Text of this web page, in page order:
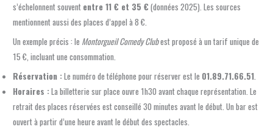
s’échelonnent souvent entre 11 € et 35 € (données 2025). Les sources
mentionnent aussi des places d’appel à 8 €.
Un exemple précis : le Montorgueil Comedy Clubest proposé à un tarif unique de
15 €, incluant une consommation.
Réservation :Le numéro de téléphone pour réserver est le 01.89.71.66.51.
Horaires :La billetterie sur place ouvre 1h30 avant chaque représentation. Le
retrait des places réservées est conseillé 30 minutes avant le début. Un bar est
ouvert à partir d’une heure avant le début des spectacles.